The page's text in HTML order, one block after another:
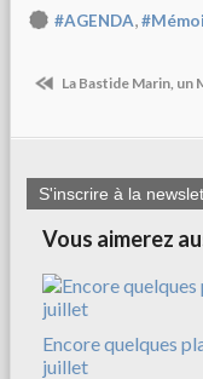
#AGENDA,
La Bastide Marin,
S'inscrire à la
Vous aimerez
Encore quelques
juillet